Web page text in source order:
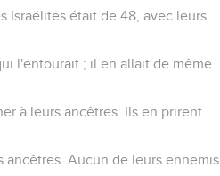
Israélites était de 48, avec leurs
l'entourait ; il en allait de même
à leurs ancêtres. Ils en prirent
ancêtres. Aucun de leurs ennemis